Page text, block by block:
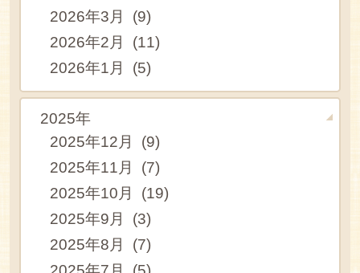
2026年3月 (9)
2026年2月 (11)
2026年1月 (5)
2025年
2025年12月 (9)
2025年11月 (7)
2025年10月 (19)
2025年9月 (3)
2025年8月 (7)